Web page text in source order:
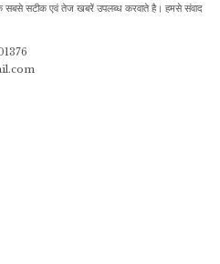
सबसे सटीक एवं तेज खबरें उपलब्ध करवाते है। हमसे संवाद